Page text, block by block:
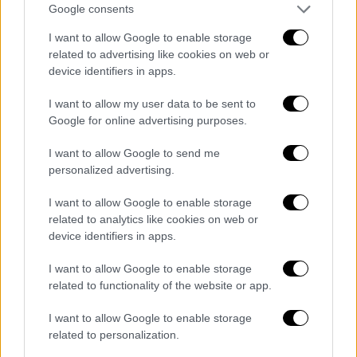
Google consents
I want to allow Google to enable storage
related to advertising like cookies on web or
device identifiers in apps.
I want to allow my user data to be sent to
Google for online advertising purposes.
I want to allow Google to send me
personalized advertising.
I want to allow Google to enable storage
related to analytics like cookies on web or
device identifiers in apps.
I want to allow Google to enable storage
related to functionality of the website or app.
I want to allow Google to enable storage
related to personalization.
αλλαγών, που πηγαίνει την Ελλάδα στο
«Εγώ προσωπικά δεν έχω αντίρρηση να με
λένε συντηρητικό . Επίτηδες έβαλα τη
γραβάτα με τη σημαία και το σταυρό. Πώς σε
αυτή την περίεργη εποχή θα συνδυάσουμε
την τεχνητή νοημοσύνη με την υπεράσπιση
της ταυτότητάς μας, της παράδοσής μας, της
και τα δύο», τόνισε.
«Για να είναι ηΕλλάδαισχυρή πρέπει να έχει
πολιτική σταθερότητα και άρα πρέπει να
κερδίσουμε τις εκλογές του 2027. Όπως
δεκαετία της χρεοκοπίας με την κυβέρνηση
Σαμαρά -Βενιζέλου, θέλουμε η Ελλάδα να